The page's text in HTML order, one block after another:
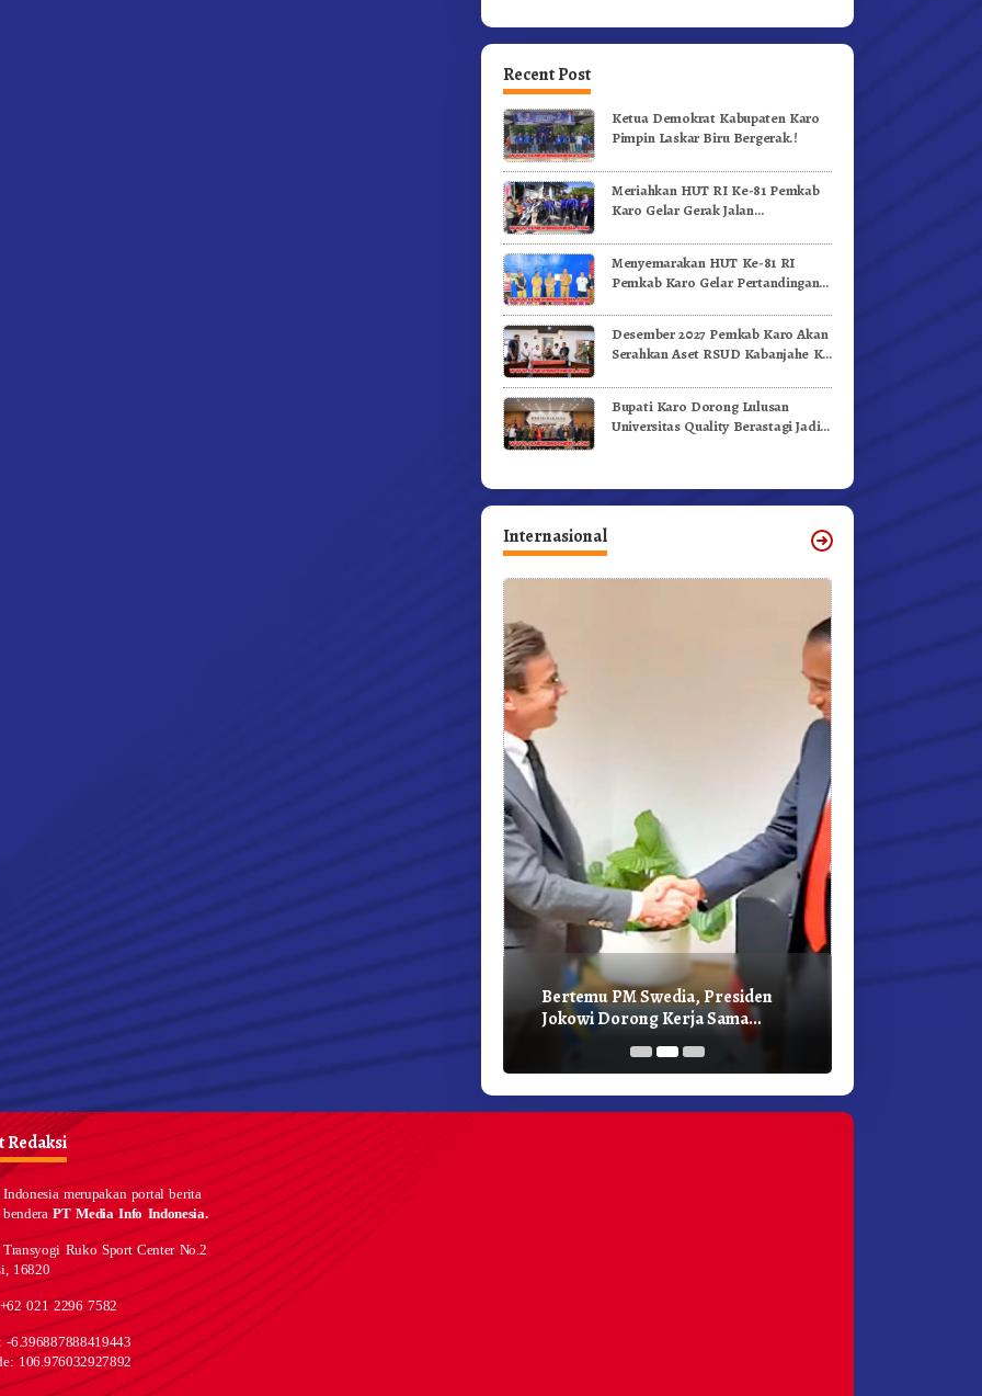
Recent Post
Ketua Demokrat Kabupaten Karo
Pimpin Laskar Biru Bergerak.!
Meriahkan HUT RI Ke-81 Pemkab
Karo Gelar Gerak Jalan
Menyemarakan HUT Ke-81 RI
Pemkab Karo Gelar Pertandingan
Desember 2027 Pemkab Karo Akan
Serahkan Aset RSUD Kabanjahe Ke
Bupati Karo Dorong Lulusan
Universitas Quality Berastagi Jadi
Internasional
Bertemu PM Swedia, Presiden
Jokowi Dorong Kerja Sama
Pembangunan Hijau
Redaksi
Indonesia merupakan portal berita
benderaPT Media Info Indonesia.
Ruko Sport Center No.2
16820
021 2296 7582
-6.396887888419443
106.976032927892